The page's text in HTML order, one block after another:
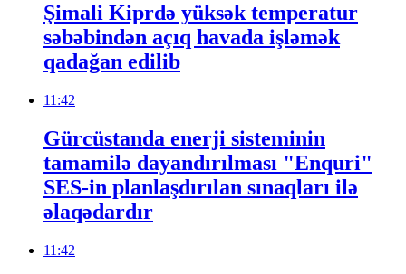
Şimali Kiprdə yüksək temperatur
səbəbindən açıq havada işləmək
qadağan edilib
11:42
Gürcüstanda enerji sisteminin
tamamilə dayandırılması "Enquri"
SES-in planlaşdırılan sınaqları ilə
əlaqədardır
11:42